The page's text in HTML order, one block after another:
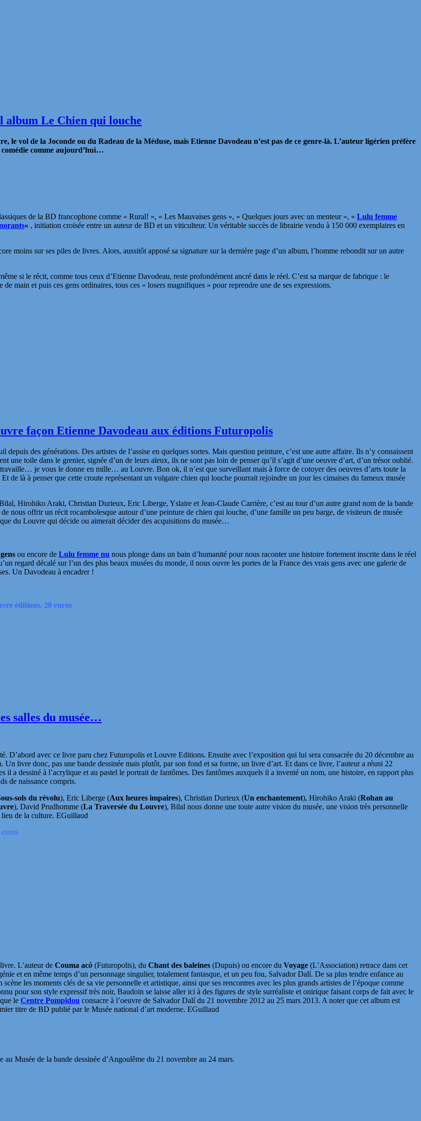
album Le Chien qui louche
le vol de la Joconde ou du Radeau de la Méduse, mais Etienne Davodeau n’est pas de ce genre-là. L’auteur ligérien préfère
comédie comme aujourd’hui…
de la BD francophone comme « Rural! », « Les Mauvaises gens », « Quelques jours avec un menteur », « Lulu femme
« , initiation croisée entre un auteur de BD et un viticulteur. Un véritable succès de librairie vendu à 150 000 exemplaires en
moins sur ses piles de livres. Alors, aussitôt apposé sa signature sur la dernière page d’un album, l’homme rebondit sur un autre
si le récit, comme tous ceux d’Etienne Davodeau, reste profondément ancré dans le réel. C’est sa marque de fabrique : le
main et puis ces gens ordinaires, tous ces « losers magnifiques » pour reprendre une de ses expressions.
façon Etienne Davodeau aux éditions Futuropolis
depuis des générations. Des artistes de l’assise en quelques sortes. Mais question peinture, c’est une autre affaire. Ils n’y connaissent
une toile dans le grenier, signée d’un de leurs aïeux, ils ne sont pas loin de penser qu’il s’agit d’une oeuvre d’art, d’un trésor oublié.
je vous le donne en mille… au Louvre. Bon ok, il n’est que surveillant mais à force de cotoyer des oeuvres d’arts toute la
de là à penser que cette croute représentant un vulgaire chien qui louche pourrait rejoindre un jour les cimaises du fameux musée
Hirohiko Araki, Christian Durieux, Eric Liberge, Yslaire et Jean-Claude Carrière, c’est au tour d’un autre grand nom de la bande
nous offrir un récit rocambolesque autour d’une peinture de chien qui louche, d’une famille un peu barge, de visiteurs de musée
du Louvre qui décide ou aimerait décider des acquisitions du musée…
ou encore de Lulu femme nu nous plonge dans un bain d’humanité pour nous raconter une histoire fortement inscrite dans le réel
regard décalé sur l’un des plus beaux musées du monde, il nous ouvre les portes de la France des vrais gens avec une galerie de
Un Davodeau à encadrer !
éditions. 20 euros
salles du musée…
D’abord avec ce livre paru chez Futuropolis et Louvre Editions. Ensuite avec l’exposition qui lui sera consacrée du 20 décembre au
Un livre donc, pas une bande dessinée mais plutôt, par son fond et sa forme, un livre d’art. Et dans ce livre, l’auteur a réuni 22
il a dessiné à l’acrylique et au pastel le portrait de fantômes. Des fantômes auxquels il a inventé un nom, une histoire, en rapport plus
de naissance compris.
sols du révolu), Eric Liberge (Aux heures impaires), Christian Durieux (Un enchantement), Hirohiko Araki (Rohan au
), David Prudhomme (La Traversée du Louvre), Bilal nous donne une toute autre vision du musée, une vision très personnelle
lieu de la culture. EGuillaud
L’auteur de Couma acò (Futuropolis), du Chant des baleines (Dupuis) ou encore du Voyage (L’Association) retrace dans cet
et en même temps d’un personnage singulier, totalement fantasque, et un peu fou, Salvador Dalí. De sa plus tendre enfance au
les moments clés de sa vie personnelle et artistique, ainsi que ses rencontres avec les plus grands artistes de l’époque comme
pour son style expressif très noir, Baudoin se laisse aller ici à des figures de style surréaliste et onirique faisant corps de fait avec le
le Centre Pompidou consacre à l’oeuvre de Salvador Dalí du 21 novembre 2012 au 25 mars 2013. A noter que cet album est
titre de BD publié par le Musée national d’art moderne. EGuillaud
Musée de la bande dessinée d’Angoulême du 21 novembre au 24 mars.